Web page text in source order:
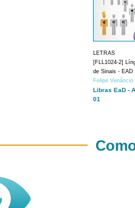
LETRAS
[FLL1024-2]
de Sinais - EAD
Felipe Venâncio
Libras EaD -
01